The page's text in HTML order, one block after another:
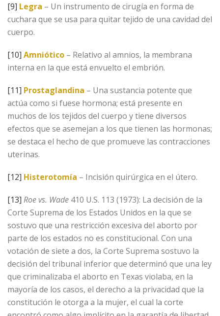
[9] Legra – Un instrumento de cirugía en forma de
cuchara que se usa para quitar tejido de una cavidad del
cuerpo.
[10] Amniótico – Relativo al amnios, la membrana
interna en la que está envuelto el embrión.
[11] Prostaglandina – Una sustancia potente que
actúa como si fuese hormona; está presente en
muchos de los tejidos del cuerpo y tiene diversos
efectos que se asemejan a los que tienen las hormonas;
se destaca el hecho de que promueve las contracciones
uterinas.
[12] Histerotomía – Incisión quirúrgica en el útero.
[13] Roe vs. Wade 410 U.S. 113 (1973): La decisión de la
Corte Suprema de los Estados Unidos en la que se
sostuvo que una restricción excesiva del aborto por
parte de los estados no es constitucional. Con una
votación de siete a dos, la Corte Suprema sostuvo la
decisión del tribunal inferior que determinó que una ley
que criminalizaba el aborto en Texas violaba, en la
mayoría de los casos, el derecho a la privacidad que la
constitución le otorga a la mujer, el cual la corte